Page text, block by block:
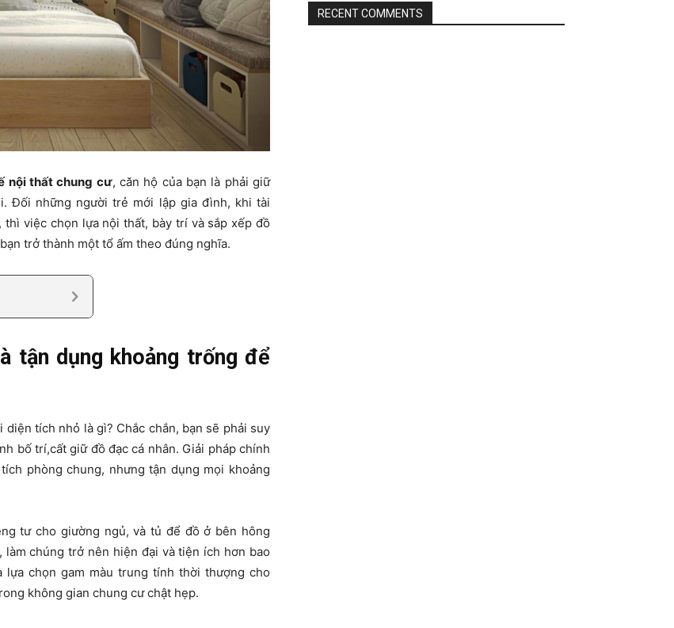
nội thất chung cư, căn hộ của bạn là phải giữ
Đối những người trẻ mới lập gia đình, khi tài
việc chọn lựa nội thất, bày trí và sắp xếp đồ
trở thành một tổ ấm theo đúng nghĩa.
tận dụng khoảng trống để
tích nhỏ là gì? Chắc chắn, bạn sẽ phải suy
bố trí,cất giữ đồ đạc cá nhân. Giải pháp chính
phòng chung, nhưng tận dụng mọi khoảng
tư cho giường ngủ, và tủ để đồ ở bên hông
chúng trở nên hiện đại và tiện ích hơn bao
chọn gam màu trung tính thời thượng cho
không gian chung cư chật hẹp.
RECENT COMMENTS